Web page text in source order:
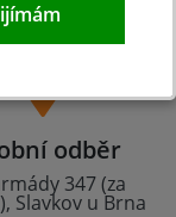
prodejny
odběr
347 (za
Slavkov u Brna